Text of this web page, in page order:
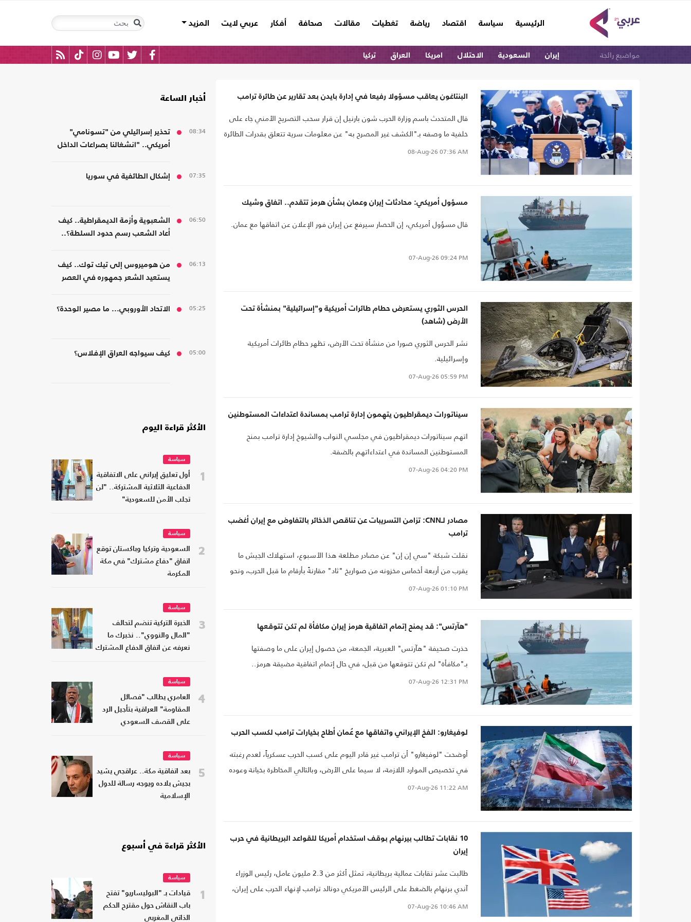
الرئيسية
(current) سياسة اقتصاد رياضة تغطيات مقالات صحافة أفكار عربي لايت المزيد
مواضيع رائجة إيران السعودية الاحتلال امريكا العراق تركيا
البنتاغون يعاقب مسؤولا رفيعا في إدارة بايدن بعد تقارير عن طائرة ترامب
قال المتحدث باسم وزارة الحرب شون بارنيل إن قرار سحب التصريح الأمني جاء على
خلفية ما وصفه بـ"الكشف غير المصرح به" عن معلومات سرية تتعلق بقدرات الطائرة
الرئاسية، في إجراء دخل حيز التنفيذ بصورة فورية.
08-Aug-26 07:36 AM
مسؤول أمريكي: محادثات إيران وعمان بشأن هرمز تتقدم.. اتفاق وشيك
قال مسؤول أمريكي، إن الحصار سيرفع عن إيران فور الإعلان عن اتفاقها مع عمان.
07-Aug-26 09:24 PM
الحرس الثوري يستعرض حطام طائرات أمريكية و"إسرائيلية" بمنشأة تحت
الأرض (شاهد)
نشر الحرس الثوري صورا من منشأة تحت الأرض، تظهر حطام طائرات أمريكية
وإسرائيلية.
07-Aug-26 05:59 PM
سيناتورات ديمقراطيون يتهمون إدارة ترامب بمساندة اعتداءات المستوطنين
اتهم سيناتورات ديمقراطيون في مجلسي النواب والشيوخ إدارة ترامب بمنح
المستوطنين المساندة في اعتداءاتهم بالضفة.
07-Aug-26 04:20 PM
مصادر لـCNN: تزامن التسريبات عن تناقص الذخائر بالتفاوض مع إيران أغضب
ترامب
نقلت شبكة "سي إن إن" عن مصادر مطلعة هذا الأسبوع، استهلاك الجيش ما
يقرب من أربعة أخماس مخزونه من صواريخ "ثاد" مقارنةً بأرقام ما قبل الحرب، ونحو
نصف صواريخ "باتريوت" الاعتراضية منذ بداية الحرب.
07-Aug-26 01:10 PM
"هآرتس": قد يمنح إتمام اتفاقية هرمز إيران مكافأة لم تكن تتوقعها
حذرت صحيفة "هآرتس" العبرية، الجمعة، من حصول إيران على ما وصفتها
بـ"مكافأة" لم تكن تتوقعها من قبل، في حال إتمام اتفاقية مضيقة هرمز..
07-Aug-26 12:31 PM
لوفيغارو: الفخ الإيراني واتفاقها مع عُمان أطاح بخيارات ترامب لكسب الحرب
أوضحت "لوفيغارو" أن ترامب غير قادر اليوم على كسب الحرب عسكرياً، لعدم رغبته
في تخصيص الموارد اللازمة، لا سيما على الأرض، وبالتالي المخاطرة بخيانة وعوده
الانتخابية حال سقوط قتلى أمريكيين.
07-Aug-26 11:22 AM
10 نقابات تطالب بيرنهام بوقف استخدام أمريكا للقواعد البريطانية في حرب
إيران
طالبت عشر نقابات عمالية بريطانية، تمثل أكثر من 2.3 مليون عامل، رئيس الوزراء
آندي برنهام بالضغط على الرئيس الأمريكي دونالد ترامب لإنهاء الحرب على إيران،
معتبرة أن استمرار الصراع في الشرق الأوسط يفاقم أزمة غلاء المعيشة في
07-Aug-26 10:46 AM
أخبار الساعة
08:34
تحذير إسرائيلي من "تسونامي"
أمريكي.. "انشغالنا بصراعات الداخل
07:35 إشكال الطائفية في سوريا
06:50
الشعبوية وأزمة الديمقراطية.. كيف
أعاد الشعب رسم حدود السلطة؟..
06:13
من هوميروس إلى تيك توك.. كيف
يستعيد الشعر جمهوره في العصر
05:25 الاتحاد الأوروبي... ما مصير الوحدة؟
05:00 كيف سيواجه العراق الإفلاس؟
الأكثر قراءة اليوم
1
سياسة
أول تعليق إيراني على الاتفاقية
الدفاعية الثلاثية المشتركة.. "لن
تجلب الأمن للسعودية"
2
سياسة
السعودية وتركيا وباكستان توقع
اتفاق "دفاع مشترك" في مكة
المكرمة
3
سياسة
الخبرة التركية تنضم لتحالف
"المال والنووي".. نخبرك ما
نعرفه عن اتفاق الدفاع المشترك
4
سياسة
العامري يطالب "فصائل
المقاومة" العراقية بتأجيل الرد
على القصف السعودي
5
سياسة
بعد اتفاقية مكة.. عراقجي يشيد
بجيش بلاده ويوجه رسالة للدول
الإسلامية
الأكثر قراءة في أسبوع
1
سياسة
قيادات بـ "البوليساريو" تفتح
باب النقاش حول مقترح الحكم
الذاتي المغربي